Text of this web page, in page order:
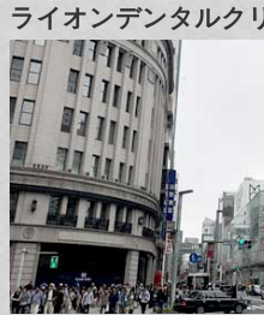
ライオンデンタルク